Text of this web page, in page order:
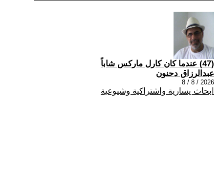
(47) عندما كان كارل ماركس شاباً
عبدالرزاق دحنون
2026 / 8 / 8
ابحاث يسارية واشتراكية وشيوعية